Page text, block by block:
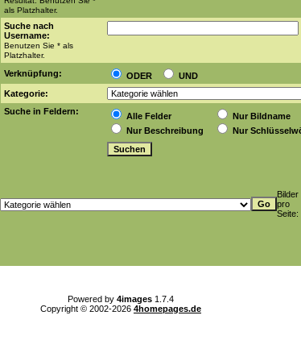
als Platzhalter.
Suche nach
Username:
Benutzen Sie * als
Platzhalter.
Verknüpfung: ODER
UND
Kategorie:
Suche in Feldern:
Alle Felder
Nur Bildname
Nur Beschreibung
Nur
Bilder
pro
Seite:
Powered by 4images 1.7.4
Copyright © 2002-2026 4homepages.de